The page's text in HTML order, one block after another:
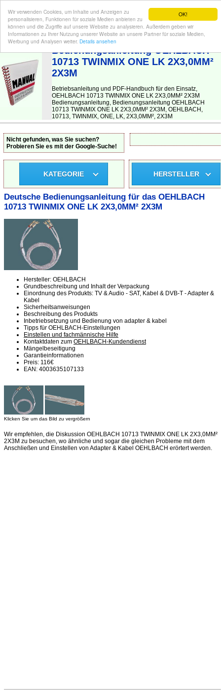
OK!
Wir verwenden Cookies, um Inhalte und Anzeigen zu
personalisieren, Funktionen für soziale Medien anbieten zu
können und die Zugriffe auf unsere Website zu analysieren. Außerdem geben wir
Informationen zu Ihrer Nutzung unserer Website an unsere Partner für soziale Medien,
Werbung und Analysen weiter. Details ansehen
BEDIENUNGSANLEITUNG| Hier finden Sie die deutsche Anleitung!
Bedienungsanleitung OEHLBACH
10713 TWINMIX ONE LK 2X3,0MM²
2X3M
Betriebsanleitung und PDF-Handbuch für den Einsatz,
OEHLBACH 10713 TWINMIX ONE LK 2X3,0MM² 2X3M
Bedienungsanleitung, Bedienungsanleitung OEHLBACH
10713 TWINMIX ONE LK 2X3,0MM² 2X3M, OEHLBACH,
10713, TWINMIX, ONE, LK, 2X3,0MM², 2X3M
Nicht gefunden, was Sie suchen?
Probieren Sie es mit der Google-Suche!
KATEGORIE HERSTELLER
Deutsche Bedienungsanleitung für das OEHLBACH
10713 TWINMIX ONE LK 2X3,0MM² 2X3M
Hersteller: OEHLBACH
Grundbeschreibung und Inhalt der Verpackung
Einordnung des Produkts: TV & Audio - SAT, Kabel & DVB-T - Adapter &
Kabel
Sicherheitsanweisungen
Beschreibung des Produkts
Inbetriebsetzung und Bedienung von adapter & kabel
Tipps für OEHLBACH-Einstellungen
Einstellen und fachmännische Hilfe
Kontaktdaten zum OEHLBACH-Kundendienst
Mängelbeseitigung
Garantieinformationen
Preis: 116€
EAN: 4003635107133
Klicken Sie um das Bild zu vergrößern
Wir empfehlen, die Diskussion OEHLBACH 10713 TWINMIX ONE LK 2X3,0MM²
2X3M zu besuchen, wo ähnliche und sogar die gleichen Probleme mit dem
Anschließen und Einstellen von Adapter & Kabel OEHLBACH erörtert werden.